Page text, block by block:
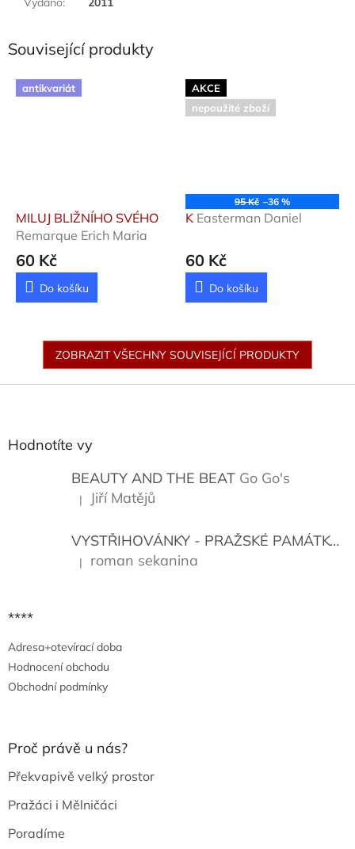
Související produkty
antikvariát
MILUJ BLIŽNÍHO SVÉHO
Remarque Erich Maria
60 Kč
Do košíku
AKCE
nepoužité zboží
95 Kč –36 %
K Easterman Daniel
60 Kč
Do košíku
ZOBRAZIT VŠECHNY SOUVISEJÍCÍ PRODUKTY
Hodnotíte vy
BEAUTY AND THE BEAT Go Go's
Hodnocení produktu je 5 z 5 hvězdiček.
| Jiří Matějů
VYSTŘIHOVÁNKY - PRAŽSKÉ PAMÁTKY
Hodnocení produktu je 5 z 5 hvězdiček.
| roman sekanina
****
Adresa+otevírací doba
Hodnocení obchodu
Obchodní podmínky
Proč právě u nás?
Překvapivě velký prostor
Pražáci i Mělničáci
Poradíme